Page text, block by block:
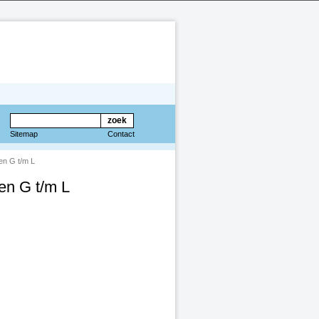
Contact
Sitemap
G t/m L
G t/m L